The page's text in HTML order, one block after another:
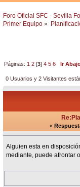
Foro Oficial SFC - Sevilla
Primer Equipo »
Páginas: 1 2 [3]4 5 6 Ir
0 Usuarios y 2 Visitantes
«
Alguien esta en
mediante, puede afrontar